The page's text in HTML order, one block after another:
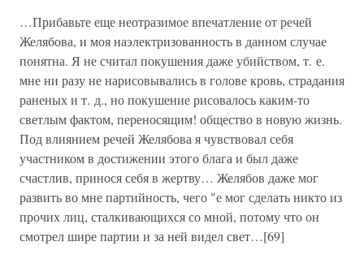
…Прибавьте еще неотразимое впечатление от речей
Желябова, и моя наэлектризованность в данном случае
понятна. Я не считал покушения даже убийством, т. е.
мне ни разу не нарисовывались в голове кровь, страдания
раненых и т. д., но покушение рисовалось каким-то
светлым фактом, переносящим! общество в новую жизнь.
Под влиянием речей Желябова я чувствовал себя
участником в достижении этого блага и был даже
счастлив, принося себя в жертву… Желябов даже мог
развить во мне партийность, чего "е мог сделать никто из
прочих лиц, сталкивающихся со мной, потому что он
смотрел шире партии и за ней видел свет…[69]